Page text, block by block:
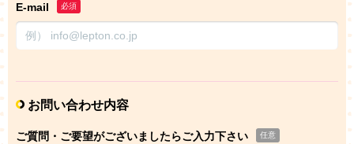
E-mail 必須
お問い合わせ内容
ご質問・ご要望がございましたらご入力下さい 任意